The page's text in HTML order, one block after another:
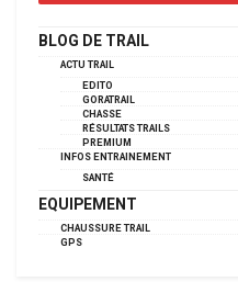
BLOG DE TRAIL
ACTU TRAIL
EDITO
GORATRAIL
CHASSE
RÉSULTATS TRAILS
PREMIUM
INFOS ENTRAINEMENT
SANTÉ
EQUIPEMENT
CHAUSSURE TRAIL
GPS